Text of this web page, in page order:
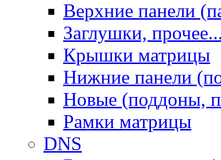
Верхние панели
Заглушки,
Крышки матрицы
Нижние панели
Новые (поддоны,
Рамки матрицы
DNS